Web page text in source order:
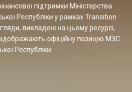
підтримки Міністерства
Республіки у рамках Transition
викладені на цьому ресурсі,
офіційну позицію МЗС
Республіки.